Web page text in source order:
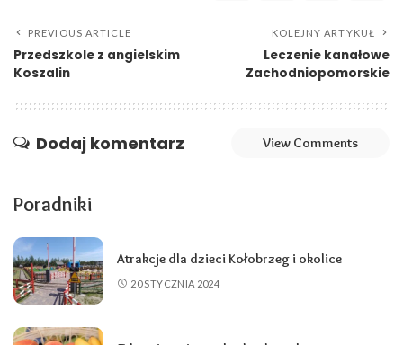
PREVIOUS ARTICLE
Przedszkole z angielskim
Koszalin
KOLEJNY ARTYKUŁ
Leczenie kanałowe
Zachodniopomorskie
Dodaj komentarz View Comments
Poradniki
Atrakcje dla dzieci Kołobrzeg i okolice
20 STYCZNIA 2024